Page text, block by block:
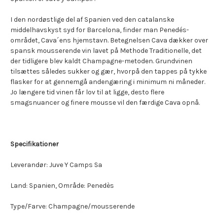
I den nordøstlige del af Spanien ved den catalanske
middelhavskyst syd for Barcelona, finder man Penedés-
området, Cava´ens hjemstavn. Betegnelsen Cava dækker over
spansk mousserende vin lavet på Methode Traditionelle, det
der tidligere blev kaldt Champagne-metoden. Grundvinen
tilsættes således sukker og gær, hvorpå den tappes på tykke
flasker for at gennemgå andengæring i minimum ni måneder.
Jo længere tid vinen får lov til at ligge, desto flere
smagsnuancer og finere mousse vil den færdige Cava opnå.
Specifikationer
Leverandør: Juve Y Camps Sa
Land: Spanien, Område: Penedès
Type/Farve: Champagne/mousserende